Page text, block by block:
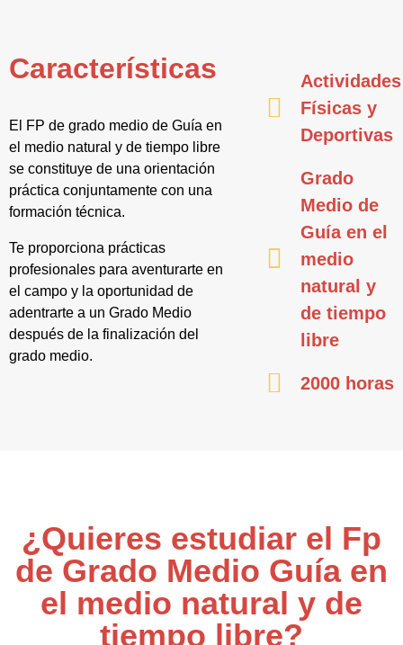
Características
El FP de grado medio de Guía en
el medio natural y de tiempo libre
se constituye de una orientación
práctica conjuntamente con una
formación técnica.
Te proporciona prácticas
profesionales para aventurarte en
el campo y la oportunidad de
adentrarte a un Grado Medio
después de la finalización del
grado medio.
Actividades
Físicas y
Deportivas
Grado
Medio de
Guía en el
medio
natural y
de tiempo
libre
2000 horas
¿Quieres estudiar el Fp
de Grado Medio Guía en
el medio natural y de
tiempo libre?